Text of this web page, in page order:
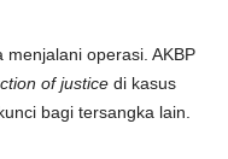
menjalani operasi. AKBP
of justice di kasus
bagi tersangka lain.